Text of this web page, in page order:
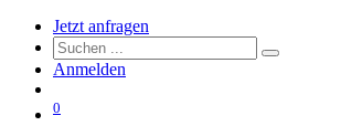
Jetzt anfragen
Anmelden
0